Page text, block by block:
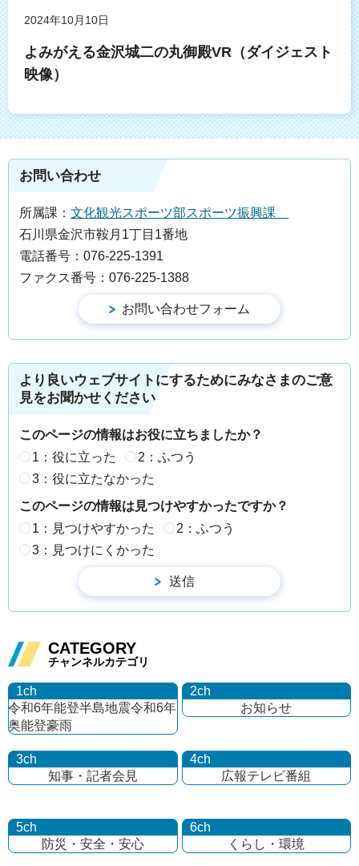
2024年10月10日
よみがえる金沢城二の丸御殿VR（ダイジェスト
映像）
お問い合わせ
所属課： 文化観光スポーツ部スポーツ振興課
石川県金沢市鞍月1丁目1番地
電話番号：076-225-1391
ファクス番号：076-225-1388
より良いウェブサイトにするためにみなさまのご意
見をお聞かせください
このページの情報はお役に立ちましたか？
1：役に立った
2：ふつう
3：役に立たなかった
このページの情報は見つけやすかったですか？
1：見つけやすかった
2：ふつう
3：見つけにくかった
CATEGORY
チャンネルカテゴリ
1ch
令和6年能登半島地震令和6年
奥能登豪雨
2ch
お知らせ
3ch
知事・記者会見
4ch
広報テレビ番組
5ch
防災・安全・安心
6ch
くらし・環境